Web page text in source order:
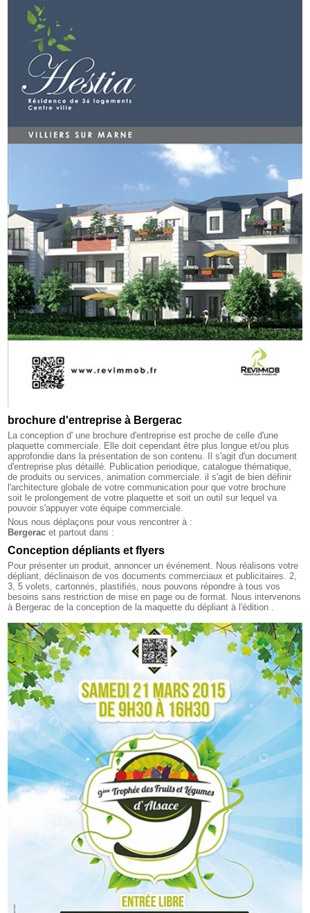
brochure d'entreprise à Bergerac
La conception d' une brochure d'entreprise est proche de celle d'une
plaquette commerciale. Elle doit cependant être plus longue et/ou plus
approfondie dans la présentation de son contenu. Il s'agit d'un document
d'entreprise plus détaillé. Publication periodique, catalogue thématique,
de produits ou services, animation commerciale. il s'agit de bien définir
l'architecture globale de votre communication pour que votre brochure
soit le prolongement de votre plaquette et soit un outil sur lequel va
pouvoir s'appuyer vote équipe commerciale.
Nous nous déplaçons pour vous rencontrer à :
Bergerac et partout dans :
Conception dépliants et flyers
Pour présenter un produit, annoncer un événement. Nous réalisons votre
dépliant, déclinaison de vos documents commerciaux et publicitaires. 2,
3, 5 volets, cartonnés, plastifiés, nous pouvons répondre à tous vos
besoins sans restriction de mise en page ou de format. Nous intervenons
à Bergerac de la conception de la maquette du dépliant à l'édition .